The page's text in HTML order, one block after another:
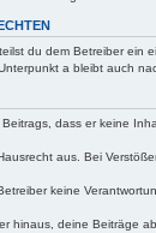
du dem Betreiber ein
a bleibt auch
dass er keine
aus. Bei
keine
hinaus, deine Beiträge